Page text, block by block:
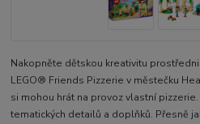
Nakopněte dětskou kreativitu
LEGO® Friends Pizzerie v městečku
si mohou hrát na provoz vlastní
tematických detailů a doplňků. Přesně